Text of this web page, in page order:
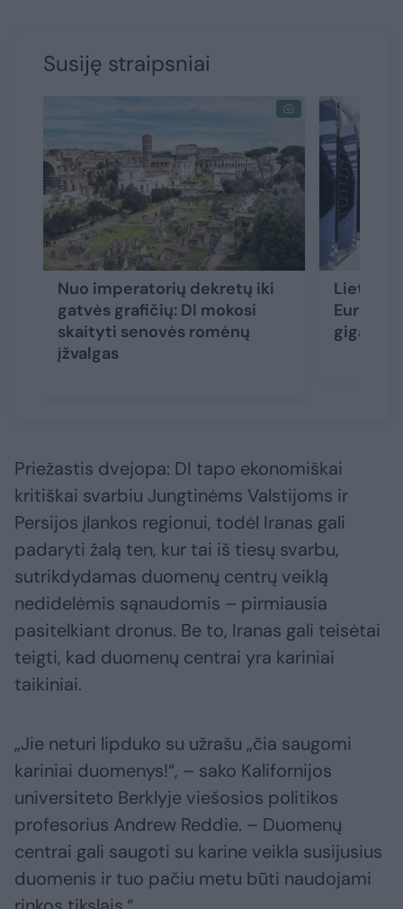
Susiję straipsniai
Nuo imperatorių dekretų iki
gatvės grafičių: DI mokosi
skaityti senovės romėnų
įžvalgas
Lietuva
Priežastis dvejopa: DI tapo ekonomiškai
kritiškai svarbiu Jungtinėms Valstijoms ir
Persijos įlankos regionui, todėl Iranas gali
padaryti žalą ten, kur tai iš tiesų svarbu,
sutrikdydamas duomenų centrų veiklą
nedidelėmis sąnaudomis – pirmiausia
pasitelkiant dronus. Be to, Iranas gali teisėtai
teigti, kad duomenų centrai yra kariniai
taikiniai.
„Jie neturi lipduko su užrašu „čia saugomi
kariniai duomenys!“, – sako Kalifornijos
universiteto Berklyje viešosios politikos
profesorius Andrew Reddie. – Duomenų
centrai gali saugoti su karine veikla susijusius
duomenis ir tuo pačiu metu būti naudojami